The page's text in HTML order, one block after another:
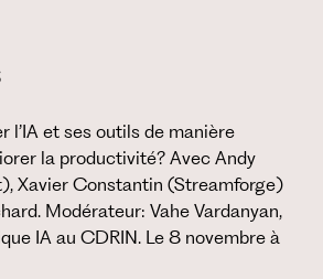
l’IA et ses outils de manière
la productivité? Avec Andy
Xavier Constantin (Streamforge)
Modérateur: Vahe Vardanyan,
IA au CDRIN. Le 8 novembre à